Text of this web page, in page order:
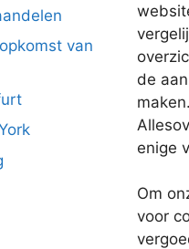
van
de
enige
Om
voor